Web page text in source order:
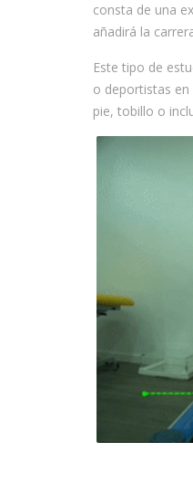
consta de una
añadirá la
Este tipo de
o deportistas
pie, tobillo o